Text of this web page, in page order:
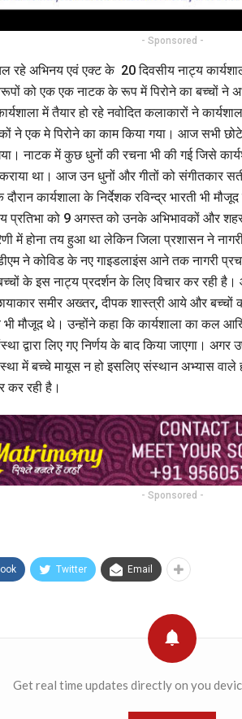
- Sponsored -
रहे अभिनय एवं एक्ट के 20 दिवसीय नाट्य
को एक एक नाटक के रूप में पिरोने का बच्चों ने
में तैयार हो रहे नवोदित कलाकारों ने
ने एक मे पिरोने का काम किया गया। आज सभी
नाटक में कुछ धुनों की रचना भी की गई जिसे
था। आज उन धुनों और गीतों को संगीतकार
कार्यशाला के निर्देशक रविन्द्र भारती भी मौजूद
प्रतिभा को 9 अगस्त को उनके अभिभावकों और शहर
में होना तय हुआ था लेकिन जिला प्रशासन ने
ने कोविड के नए गाइडलाइंस आने तक नागरी
के इस नाट्य प्रदर्शन के लिए विचार कर रही
समीर अख्तर, दीपक शास्त्री आये और
मौजूद थे। उन्होंने कहा कि कार्यशाला का कल
द्वारा लिए गए निर्णय के बाद किया जाएगा।
में बच्चे मायूस न हो इसलिए संस्थान अभ्यास वाले
कर रही है।
- Sponsored -
Twitter Email
Get real time updates directly on you